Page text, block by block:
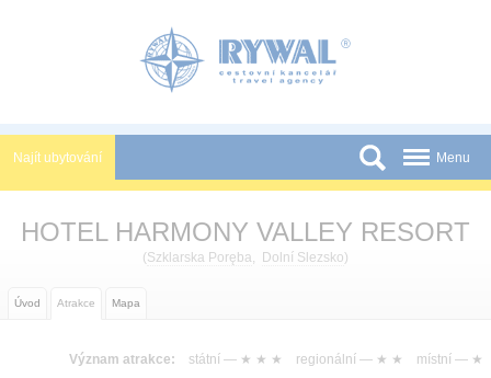
Najít ubytování
Slevy a Last Minute
Menu
HOTEL HARMONY VALLEY RESORT
(Szklarska Poręba, Dolní Slezsko)
Úvod Atrakce Mapa
Význam atrakce: státní — ★ ★ ★ regionální — ★ ★ místní — ★